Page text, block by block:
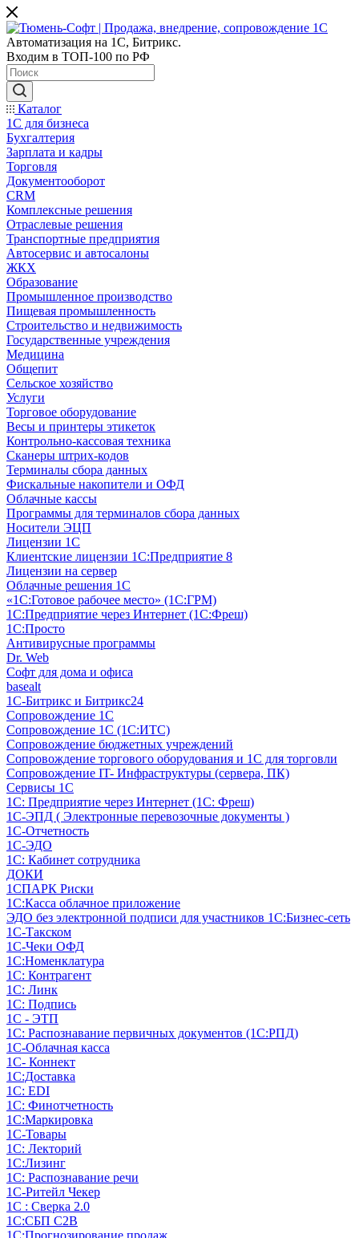
Автоматизация на 1С, Битрикс.
Входим в ТОП-100 по РФ
Каталог
1С для бизнеса
Бухгалтерия
Зарплата и кадры
Торговля
Документооборот
CRM
Комплексные решения
Отраслевые решения
Транспортные предприятия
Автосервис и автосалоны
ЖКХ
Образование
Промышленное производство
Пищевая промышленность
Строительство и недвижимость
Государственные учреждения
Медицина
Общепит
Сельское хозяйство
Услуги
Торговое оборудование
Весы и принтеры этикеток
Контрольно-кассовая техника
Сканеры штрих-кодов
Терминалы сбора данных
Фискальные накопители и ОФД
Облачные кассы
Программы для терминалов сбора данных
Носители ЭЦП
Лицензии 1С
Клиентские лицензии 1С:Предприятие 8
Лицензии на сервер
Облачные решения 1С
«1C:Готовое рабочее место» (1С:ГРМ)
1С:Предприятие через Интернет (1С:Фреш)
1С:Просто
Антивирусные программы
Dr. Web
Софт для дома и офиса
basealt
1С-Битрикс и Битрикс24
Сопровождение 1С
Сопровождение 1С (1С:ИТС)
Сопровождение бюджетных учреждений
Сопровождение торгового оборудования и 1С для торговли
Сопровождение IT- Инфраструктуры (сервера, ПК)
Сервисы 1С
1С: Предприятие через Интернет (1С: Фреш)
1С-ЭПД ( Электронные перевозочные документы )
1С-Отчетность
1С-ЭДО
1С: Кабинет сотрудника
ДОКИ
1СПАРК Риски
1С:Касса облачное приложение
ЭДО без электронной подписи для участников 1С:Бизнес-сеть
1С-Такском
1С-Чеки ОФД
1С:Номенклатура
1С: Контрагент
1С: Линк
1С: Подпись
1С - ЭТП
1С: Распознавание первичных документов (1С:РПД)
1С-Облачная касса
1С- Коннект
1С:Доставка
1С: EDI
1С: Финотчетность
1С:Маркировка
1С-Товары
1С: Лекторий
1С:Лизинг
1С: Распознавание речи
1C-Ритейл Чекер
1С : Сверка 2.0
1С:СБП C2B
1С:Прогнозирование продаж